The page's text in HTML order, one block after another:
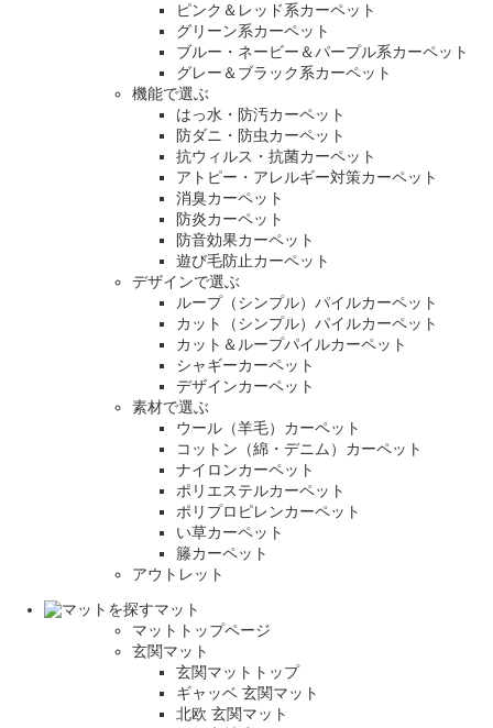
ピンク＆レッド系カーペット
グリーン系カーペット
ブルー・ネービー＆パープル系カーペット
グレー＆ブラック系カーペット
機能で選ぶ
はっ水・防汚カーペット
防ダニ・防虫カーペット
抗ウィルス・抗菌カーペット
アトピー・アレルギー対策カーペット
消臭カーペット
防炎カーペット
防音効果カーペット
遊び毛防止カーペット
デザインで選ぶ
ループ（シンプル）パイルカーペット
カット（シンプル）パイルカーペット
カット＆ループパイルカーペット
シャギーカーペット
デザインカーペット
素材で選ぶ
ウール（羊毛）カーペット
コットン（綿・デニム）カーペット
ナイロンカーペット
ポリエステルカーペット
ポリプロピレンカーペット
い草カーペット
籐カーペット
アウトレット
マット
マットトップページ
玄関マット
玄関マットトップ
ギャッベ 玄関マット
北欧 玄関マット